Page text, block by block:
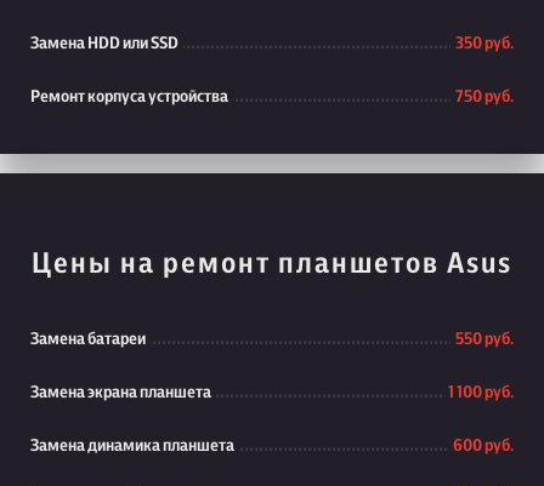
Замена HDD или SSD 350 руб.
Ремонт корпуса устройства 750 руб.
Цены на ремонт планшетов Asus
Замена батареи 550 руб.
Замена экрана планшета 1 100 руб.
Замена динамика планшета 600 руб.